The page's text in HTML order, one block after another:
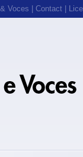
Voces Contact